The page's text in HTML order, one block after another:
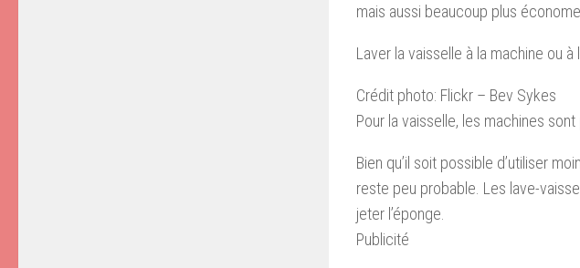
mais aussi beaucoup plus
Laver la vaisselle à la machine ou
Crédit photo: Flickr – Bev Sykes
Pour la vaisselle, les machines
Bien qu’il soit possible d’utiliser
reste peu probable. Les lave-
jeter l’éponge.
Publicité